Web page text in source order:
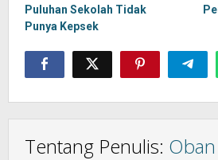
navigation
Puluhan Sekolah Tidak
Punya Kepsek
Tentang Penulis: Oban